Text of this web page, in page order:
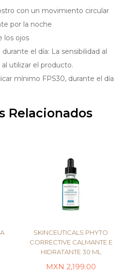
con un movimiento circular
por la noche
los ojos
el día: La sensibilidad al
utilizar el producto.
mínimo FPS30, durante el día
Relacionados
AÑADIR AL CARRITO
SKINCEUTICALS PHYTO
CORRECTIVE CALMANTE E
HIDRATANTE 30 ML
2,199.00